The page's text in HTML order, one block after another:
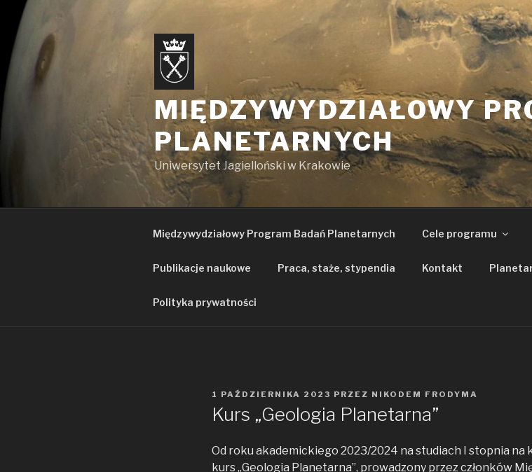
Przejdź
treści
MIĘDZYWYDZIAŁOWY
PLANETARNYCH
Uniwersytet Jagielloński w Krakowie
Międzywydziałowy Program Badań Planetarnych Cele programu
Publikacje naukowe Praca, staże, stypendia Kontakt
Polityka prywatności
OPUBLIKOWANE
1 PAŹDZIERNIKA 2023 PRZEZ NIKODEM FRODYMA
Kurs „Geologia Planetarna”
Od roku akademickiego 2023/2024 na studiach I stopnia
kurs „Geologia Planetarna”, prowadzony przez członków